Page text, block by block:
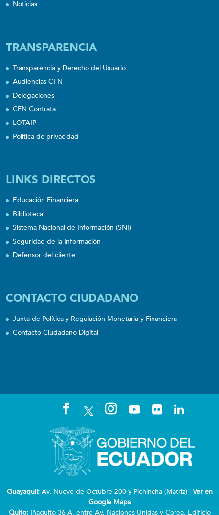
Noticias
TRANSPARENCIA
Transparencia y Derecho del Usuario
Audiencias CFN
Delegaciones
CFN Contrata
LOTAIP
Política de privacidad
LINKS DIRECTOS
Educación Financiera
Biblioteca
Sistema Nacional de Información (SNI)
Seguridad de la Información
Defensor del cliente
CONTACTO CIUDADANO
Junta de Política y Regulación Monetaria y Financiera
Contacto Ciudadano Digital
Guayaquil:Av. Nueve de Octubre 200 y Pichincha (Matriz) | Ver en
Google Maps
Quito: Iñaquito 36 A, entre Av. Naciones Unidas y Corea. Edificio